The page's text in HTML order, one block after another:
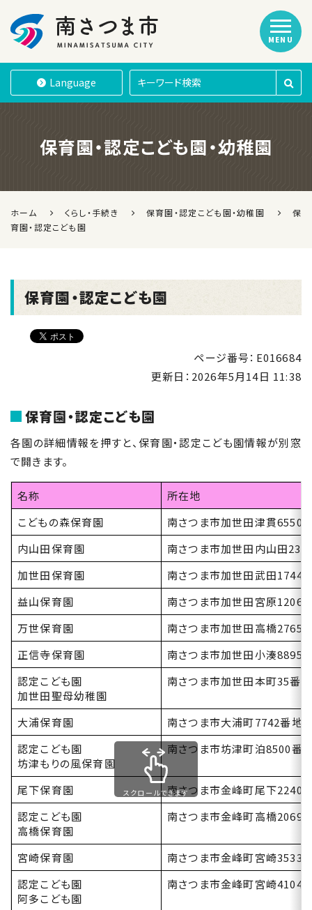
南さつま市
Language
MENU
保育園・認定こども園・幼稚園
ホーム くらし・手続き 保育園・認定こども園・幼稚園
保
育園・認定こども園
保育園・認定こども園
ページ番号：E016684
更新日： 2026年5月14日 11:38
保育園・認定こども園
各園の詳細情報を押すと、保育園・認定こども園情報が別窓
で開きます。
名称
所在地
こどもの森保育園
南さつま市加世田津貫6550
内山田保育園
南さつま市加世田内山田
加世田保育園
南さつま市加世田武田
益山保育園
南さつま市加世田宮原1206
万世保育園
南さつま市加世田高橋2765-
正信寺保育園
南さつま市加世田小湊8895
認定こども園
加世田聖母幼稚園
南さつま市加世田本町35番
大浦保育園
南さつま市大浦町7742番地2
認定こども園
坊津もりの風保育園
南さつま市坊津町泊8500番
尾下保育園
南さつま市金峰町尾下2240
認定こども園
高橋保育園
南さつま市金峰町高橋2069
宮崎保育園
南さつま市金峰町宮崎3533
認定こども園
阿多こども園
南さつま市金峰町宮崎4104
スクロールできます